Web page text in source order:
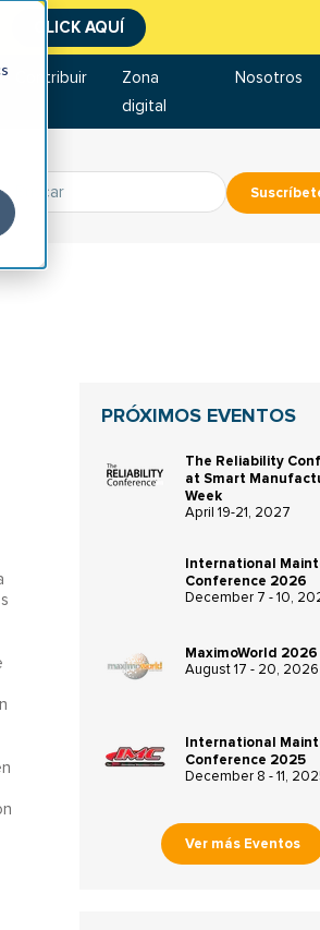
CLICK AQUÍ
Contribuir
Zona
digital
Nosotros
PRÓXIMOS EVENTOS
The Reliability
at Smart
Week
April 19-21, 2027
International
Conference 2026
December 7 - 10,
MaximoWorld 2026
August 17 - 20, 2026
International
Conference 2025
December 8 - 11,
Ver más Eventos